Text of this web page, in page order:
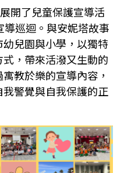
開了兒童保護宣導活
導巡迴。與安妮塔故事
兒園與小學，以獨特
，帶來活潑又生動的
教於樂的宣導內容，
警覺與自我保護的正